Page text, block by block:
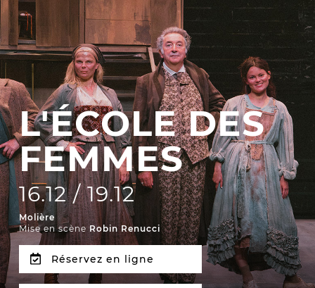
Abonnez-vous en ligne
LE TNN
PRÉSENTATION
Muriel Mayette-Holtz
Le CDN
La Troupe et les élèves de l'ERACM
L’Équipe
Les Partenaires
LA SAISON
L'ÉCOLE DES
FEMMES
16.12 / 19.12
Molière
Mise en scèneRobin Renucci
Réservez en ligne